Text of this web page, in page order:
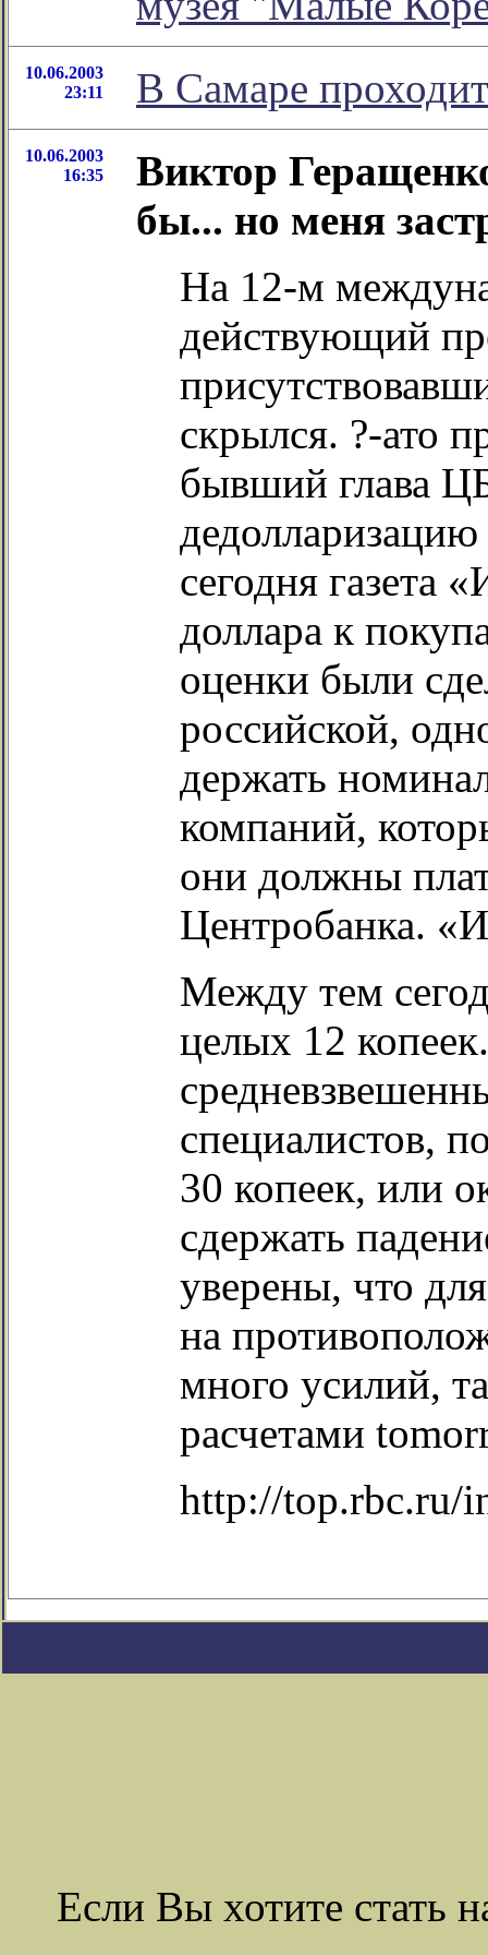
10.06.2003
23:11
В Самаре
10.06.2003
16:35
Виктор
бы... но меня
На 12-м
действующий
скрылся. ?-ато
бывший глава
сегодня газета
доллара к
оценки были
российской,
держать
компаний,
они должны
Центробанка.
Между тем
целых 12
специалистов,
30 копеек, или
сдержать
уверены, что
на
много усилий,
расчетами
http://top.rbc.ru/
Если Вы хотите стать